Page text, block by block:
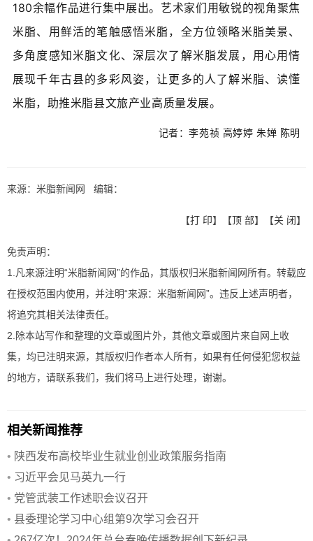
180余幅作品进行集中展出。艺术家们用敏锐的视角聚焦
米脂、用鲜活的笔触感悟米脂，全方位领略米脂美景、
多角度感知米脂文化、深层次了解米脂发展，用心用情
展现千年古县的多彩风姿，让更多的人了解米脂、读懂
米脂，助推米脂县文旅产业高质量发展。
记者：李苑祯 高婷婷 朱婵 陈明
来源：米脂新闻网 编辑：
【打 印】【顶 部】【关 闭】
免责声明：
1.凡来源注明“米脂新闻网”的作品，其版权归米脂新闻网所有。转载应
在授权范围内使用，并注明“来源：米脂新闻网”。违反上述声明者，
将追究其相关法律责任。
2.除本站写作和整理的文章或图片外，其他文章或图片来自网上收
集，均已注明来源，其版权归作者本人所有，如果有任何侵犯您权益
的地方，请联系我们，我们将马上进行处理，谢谢。
相关新闻推荐
• 陕西发布高校毕业生就业创业政策服务指南
• 习近平会见马英九一行
• 党管武装工作述职会议召开
• 县委理论学习中心组第9次学习会召开